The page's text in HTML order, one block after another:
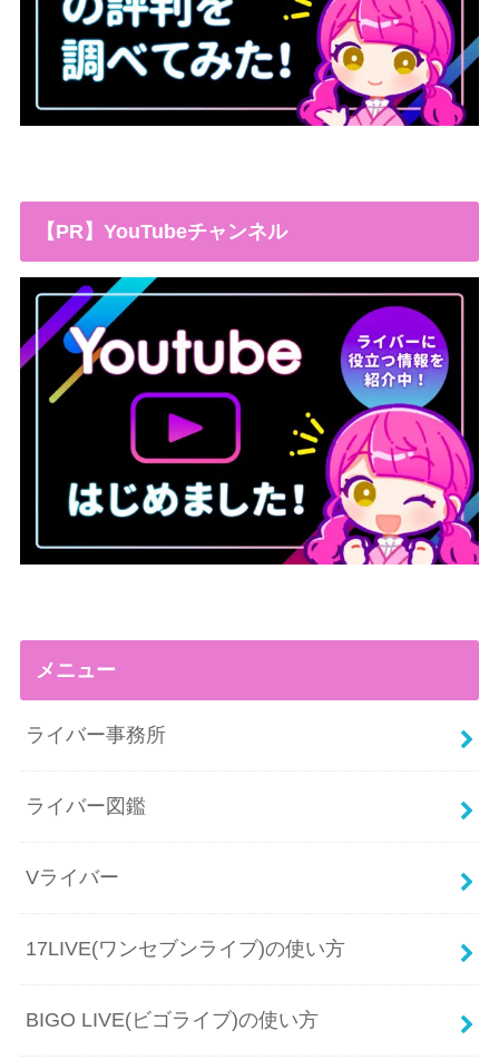
【PR】YouTubeチャンネル
メニュー
ライバー事務所
ライバー図鑑
Vライバー
17LIVE(ワンセブンライブ)の使い方
BIGO LIVE(ビゴライブ)の使い方